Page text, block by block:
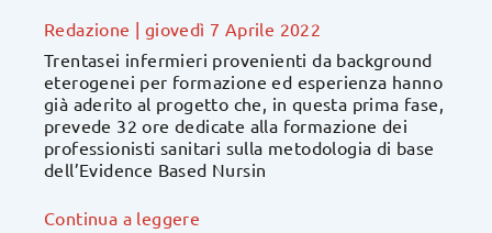
Redazione | giovedì 7 Aprile 2022
Trentasei infermieri provenienti da background
eterogenei per formazione ed esperienza hanno
già aderito al progetto che, in questa prima fase,
prevede 32 ore dedicate alla formazione dei
professionisti sanitari sulla metodologia di base
dell’Evidence Based Nursin
Continua a leggere